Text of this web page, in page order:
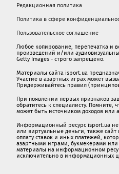
Редакционная политика
Политика в сфере
Пользовательское соглашение
Любое копирование, перепечатка и
произведений и/или
Getty Images - строго запрещено.
Материалы сайта isport.ua
Участие в азартных играх может
Придерживайтесь правил
При появлении первых признаков
обратитесь к специалисту. Помните,
может быть источником доходов или
Информационный ресурс isport.ua
или виртуальные деньги, также
oплaту ставок и иных платежей,
азартными игрaми, букмекерами
материалы на информационном
исключительно в информационных